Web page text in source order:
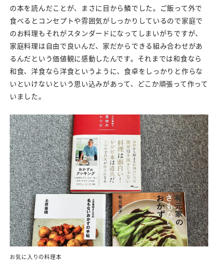
の本を読んだことが、まさに目から鱗でした。ご飯って外で
食べるとコンセプトや雰囲気がしっかりしているので家庭で
のお料理もそれがスタンダードになってしまいがちですが、
家庭料理は自由で良いんだ、家だからできる組み合わせがあ
るんだという価値観に感動したんです。それまでは和食なら
和食、洋食なら洋食というように、食卓をしっかりと作らな
いといけないという思い込みがあって、どこか頑張って作って
いました。
お気に入りの料理本